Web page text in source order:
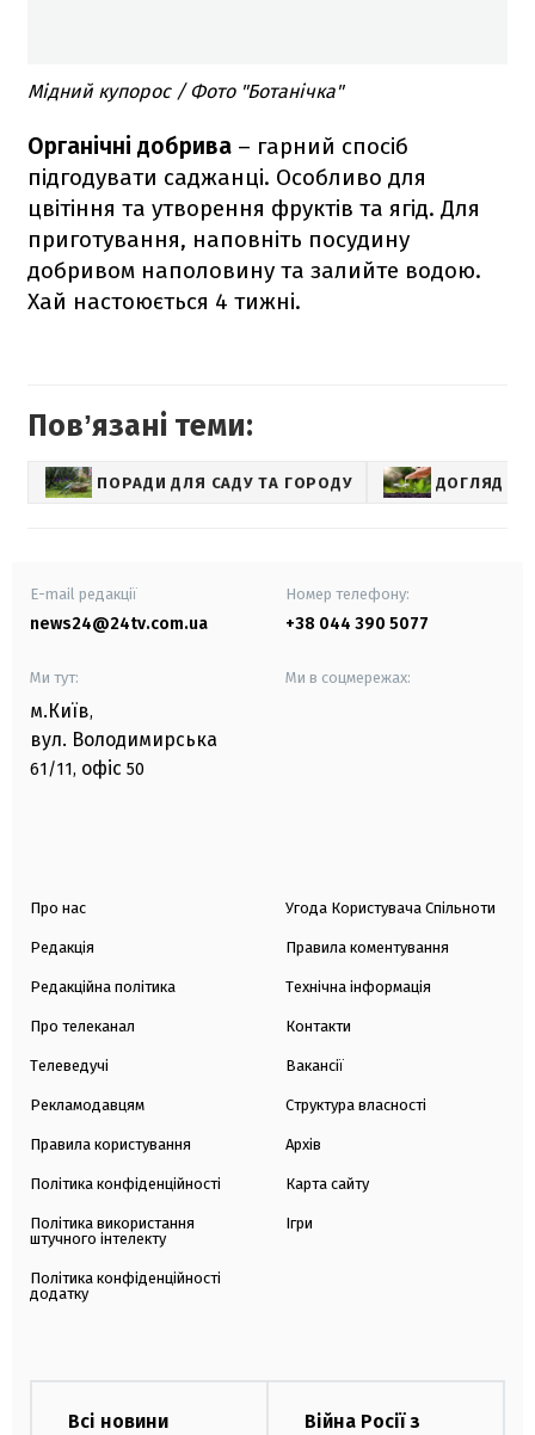
Мідний купорос / Фото "Ботанічка"
Органічні добрива – гарний спосіб
підгодувати саджанці. Особливо для
цвітіння та утворення фруктів та ягід. Для
приготування, наповніть посудину
добривом наполовину та залийте водою.
Хай настоюється 4 тижні.
Повʼязані теми:
ПОРАДИ ДЛЯ САДУ ТА ГОРОДУ ДОГЛЯД
E-mail редакції
news24@24tv.com.ua
Номер телефону:
+38 044 390 5077
Ми тут:
м.Київ,
вул. Володимирська
61/11, офіс 50
Ми в соцмережах:
Про нас
Редакція
Редакційна політика
Про телеканал
Телеведучі
Рекламодавцям
Правила користування
Політика конфіденційності
Політика використання
штучного інтелекту
Політика конфіденційності
додатку
Угода Користувача Спільноти
Правила коментування
Технічна інформація
Контакти
Вакансії
Структура власності
Архів
Карта сайту
Ігри
Всі новини
Війна Росії з